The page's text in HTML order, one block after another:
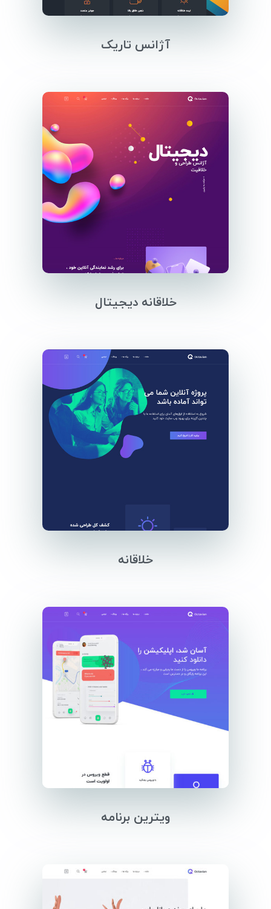
آژانس تاریک
خلاقانه دیجیتال
خلاقانه
ویترین برنامه